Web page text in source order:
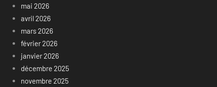
mai 2026
avril 2026
mars 2026
février 2026
janvier 2026
décembre 2025
novembre 2025